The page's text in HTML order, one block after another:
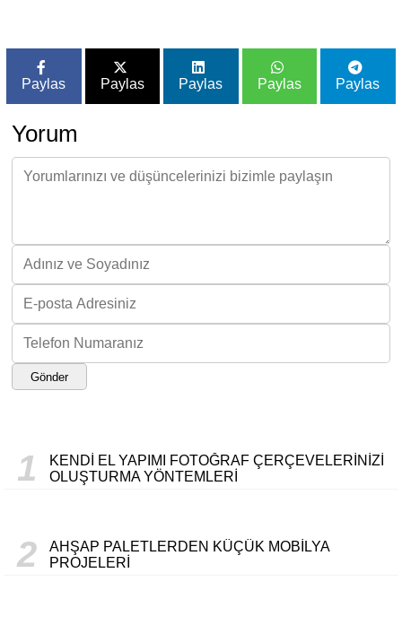
Paylas Paylas Paylas Paylas Paylas
Yorum
Gönder
1
KENDI EL YAPIMI FOTOĞRAF ÇERÇEVELERINIZI
OLUŞTURMA YÖNTEMLERI
2
AHŞAP PALETLERDEN KÜÇÜK MOBILYA
PROJELERI